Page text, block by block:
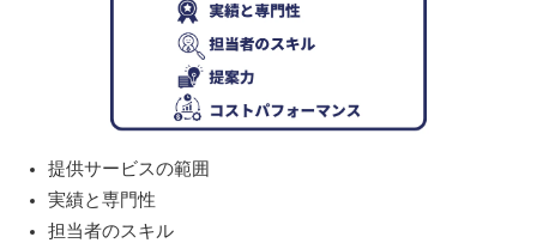
提供サービスの範囲
実績と専門性
担当者のスキル